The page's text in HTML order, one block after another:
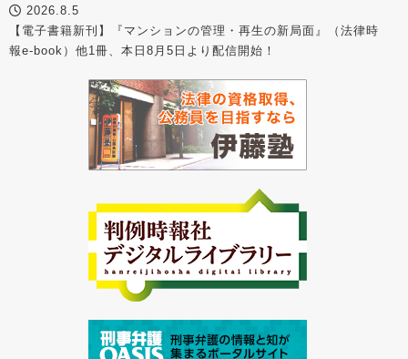
2026.8.5
【電子書籍新刊】『マンションの管理・再生の新局面』（法律時
報e-book）他1冊、本日8月5日より配信開始！